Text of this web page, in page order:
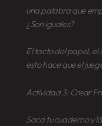
una palabra que
¿Son iguales?
El tacto del papel, el
esto hace que el
Actividad 3: Crear
Saca tu cuaderno y